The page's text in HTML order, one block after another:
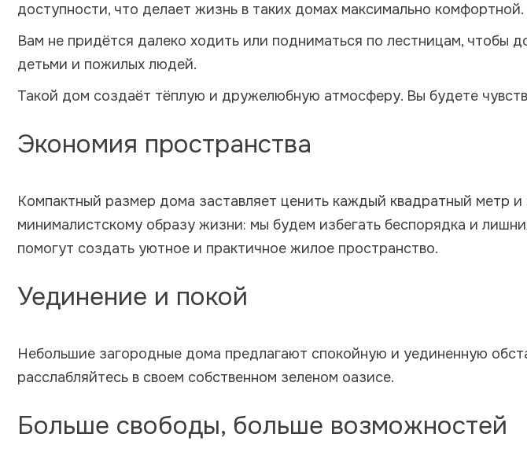
доступности, что делает жизнь в таких домах максимально комфортной.
Вам не придётся далеко ходить или подниматься по лестницам, чтобы
детьми и пожилых людей.
Такой дом создаёт тёплую и дружелюбную атмосферу. Вы будете
Экономия пространства
Компактный размер дома заставляет ценить каждый квадратный метр
минималистскому образу жизни: мы будем избегать беспорядка и
помогут создать уютное и практичное жилое пространство.
Уединение и покой
Небольшие загородные дома предлагают спокойную и уединенную
расслабляйтесь в своем собственном зеленом оазисе.
Больше свободы, больше возможностей